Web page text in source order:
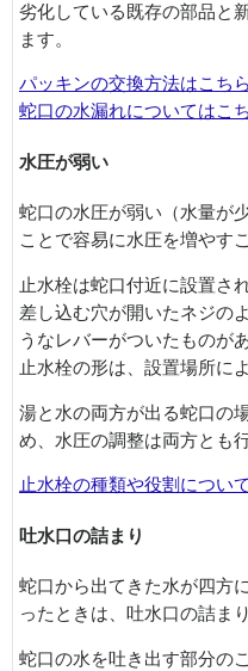
劣化している既存の部品と
ます。
パッキンの交換方法はこちら
蛇口の水漏れについてはこ
水圧が弱い
蛇口の水圧が弱い（水量が
ことで容易に水圧を増やす
止水栓は蛇口付近に設置さ
差し込む穴が開いたネジの
うなレバーがついたものが
止水栓の形は、設置場所に
湯と水の両方が出る蛇口の
め、水圧の調整は両方とも
止水栓の種類や役割につい
吐水口の詰まり
蛇口から出てきた水が四方
ったときは、吐水口の詰ま
蛇口の水を吐き出す部分の